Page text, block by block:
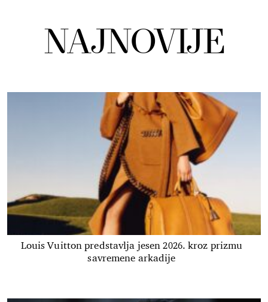
NAJNOVIJE
Louis Vuitton predstavlja jesen 2026. kroz prizmu
savremene arkadije